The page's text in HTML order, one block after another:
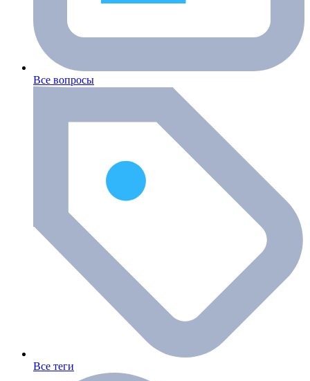
Все вопросы
Все теги